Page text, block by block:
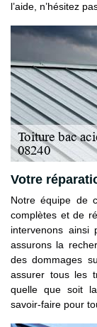
l’aide, n’hésitez
Votre
Notre équipe de
complètes et de
intervenons
assurons la
des dommages
assurer tous les
quelle que soit
savoir-faire pour